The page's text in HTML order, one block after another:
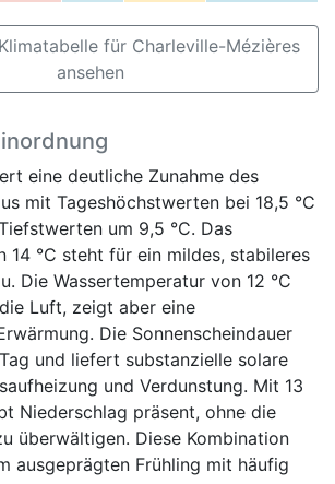
für Charleville-Mézières
ansehen
eine deutliche Zunahme des
mit Tageshöchstwerten bei 18,5 °C
um 9,5 °C. Das
14 °C steht für ein mildes, stabileres
Die Wassertemperatur von 12 °C
Luft, zeigt aber eine
Die Sonnenscheindauer
und liefert substanzielle solare
und Verdunstung. Mit 13
Niederschlag präsent, ohne die
überwältigen. Diese Kombination
ausgeprägten Frühling mit häufig